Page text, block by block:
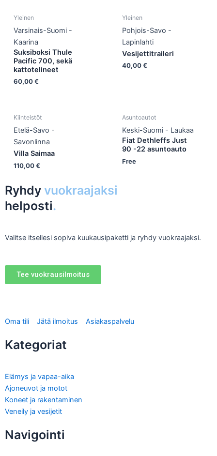
Yleinen
Varsinais-Suomi -
Kaarina
Suksiboksi Thule
Pacific 700, sekä
kattotelineet
60,00€
Yleinen
Pohjois-Savo -
Lapinlahti
Vesijettitraileri
40,00€
Kiinteistöt
Etelä-Savo -
Savonlinna
Villa Saimaa
110,00€
Asuntoautot
Keski-Suomi - Laukaa
Fiat Dethleffs Just
90 -22 asuntoauto
Free
Ryhdy vuokraajaksi
helposti.
Valitse itsellesi sopiva kuukausipaketti ja ryhdy vuokraajaksi.
Tee vuokrausilmoitus
Oma tili Jätä ilmoitus Asiakaspalvelu
Kategoriat
Elämys ja vapaa-aika
Ajoneuvot ja motot
Koneet ja rakentaminen
Veneily ja vesijetit
Navigointi